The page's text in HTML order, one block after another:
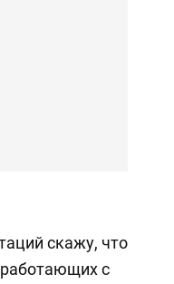
скажу, что
с